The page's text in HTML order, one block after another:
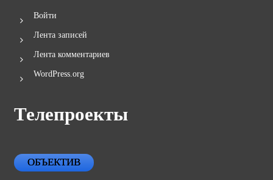
Войти
Лента записей
Лента комментариев
WordPress.org
Телепроекты
ОБЪЕКТИВ